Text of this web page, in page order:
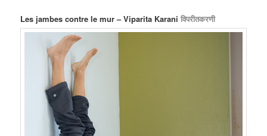
Les jambes contre le mur – Viparita Karani विपरीतकरणी